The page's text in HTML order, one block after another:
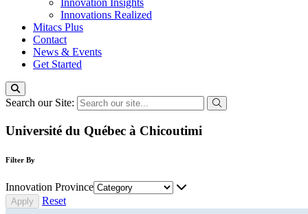
Innovation Insights
Innovations Realized
Mitacs Plus
Contact
News & Events
Get Started
Search our Site:
Université du Québec à Chicoutimi
Filter By
Innovation Province
Reset